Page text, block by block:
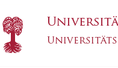
- comparison of